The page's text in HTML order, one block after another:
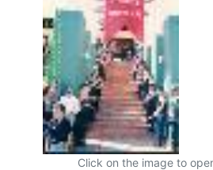
Click on the image to